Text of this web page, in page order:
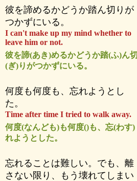
彼を諦めるかどうか踏ん切りが
つかずにいる。
I can't make up my mind whether to
leave him or not.
彼を諦(あき)めるかどうか踏(ふ)ん切
(ぎ)りがつかずにいる。
何度も何度も、忘れようとし
た。
Time after time I tried to walk away.
何度(なんども)も何度()も、忘(わす)
れようとした。
忘れることは難しい。でも、離
さない限り、もう壊れてしまい